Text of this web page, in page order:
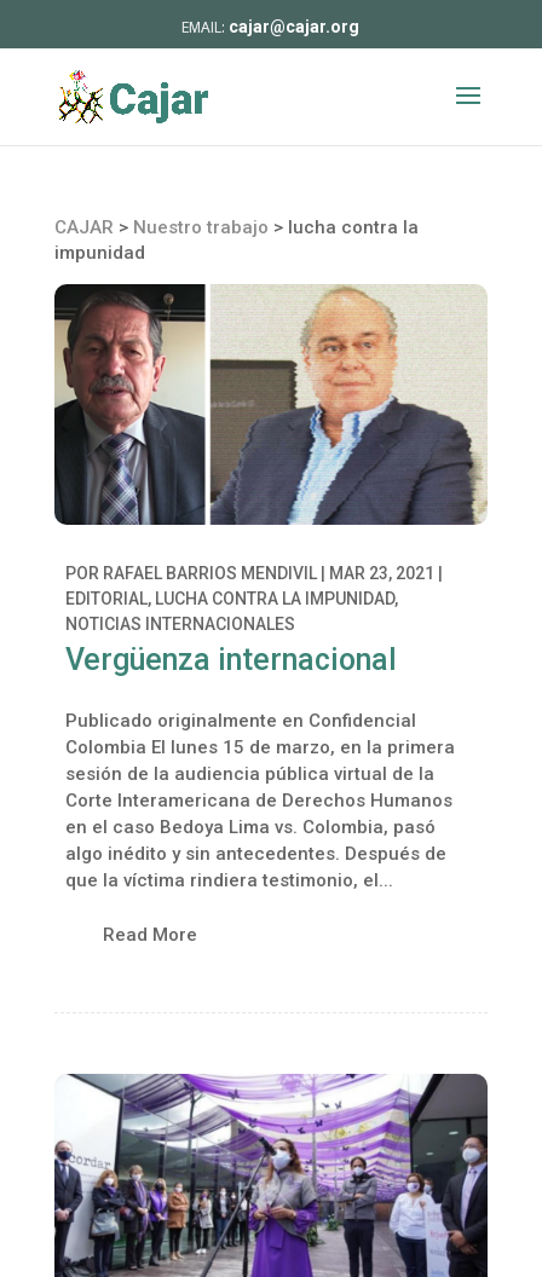
cajar@cajar.org
CAJAR > Nuestro trabajo > lucha contra la
impunidad
POR RAFAEL BARRIOS MENDIVIL| MAR 23, 2021
EDITORIAL, LUCHA CONTRA LA IMPUNIDAD,
NOTICIAS INTERNACIONALES
Vergüenza internacional
Publicado originalmente en Confidencial
Colombia El lunes 15 de marzo, en la primera
sesión de la audiencia pública virtual de la
Corte Interamericana de Derechos Humanos
en el caso Bedoya Lima vs. Colombia, pasó
algo inédito y sin antecedentes. Después de
que la víctima rindiera testimonio, el...
Read More